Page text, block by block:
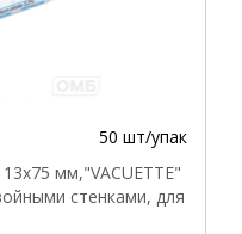
50 шт/упак
мм,"VACUETTE"
стенками, для